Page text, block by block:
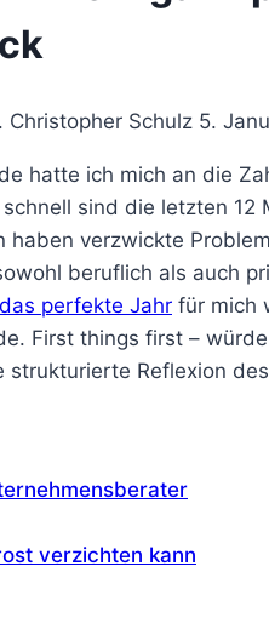
Christopher Schulz 5.
hatte ich mich an die
sind die letzten 12
verzwickte
beruflich als auch
perfekte Jahr für mich
First things first –
strukturierte Reflexion
verzichten kann